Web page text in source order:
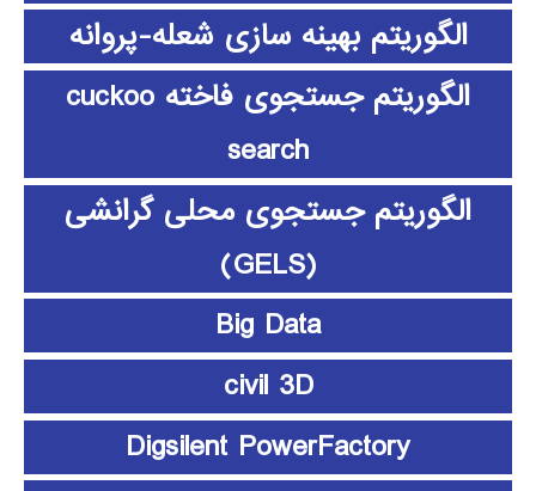
الگوریتم بهینه سازی شعله-پروانه
الگوریتم جستجوی فاخته cuckoo
search
الگوریتم جستجوی محلی گرانشی
(GELS)
Big Data
civil 3D
Digsilent PowerFactory